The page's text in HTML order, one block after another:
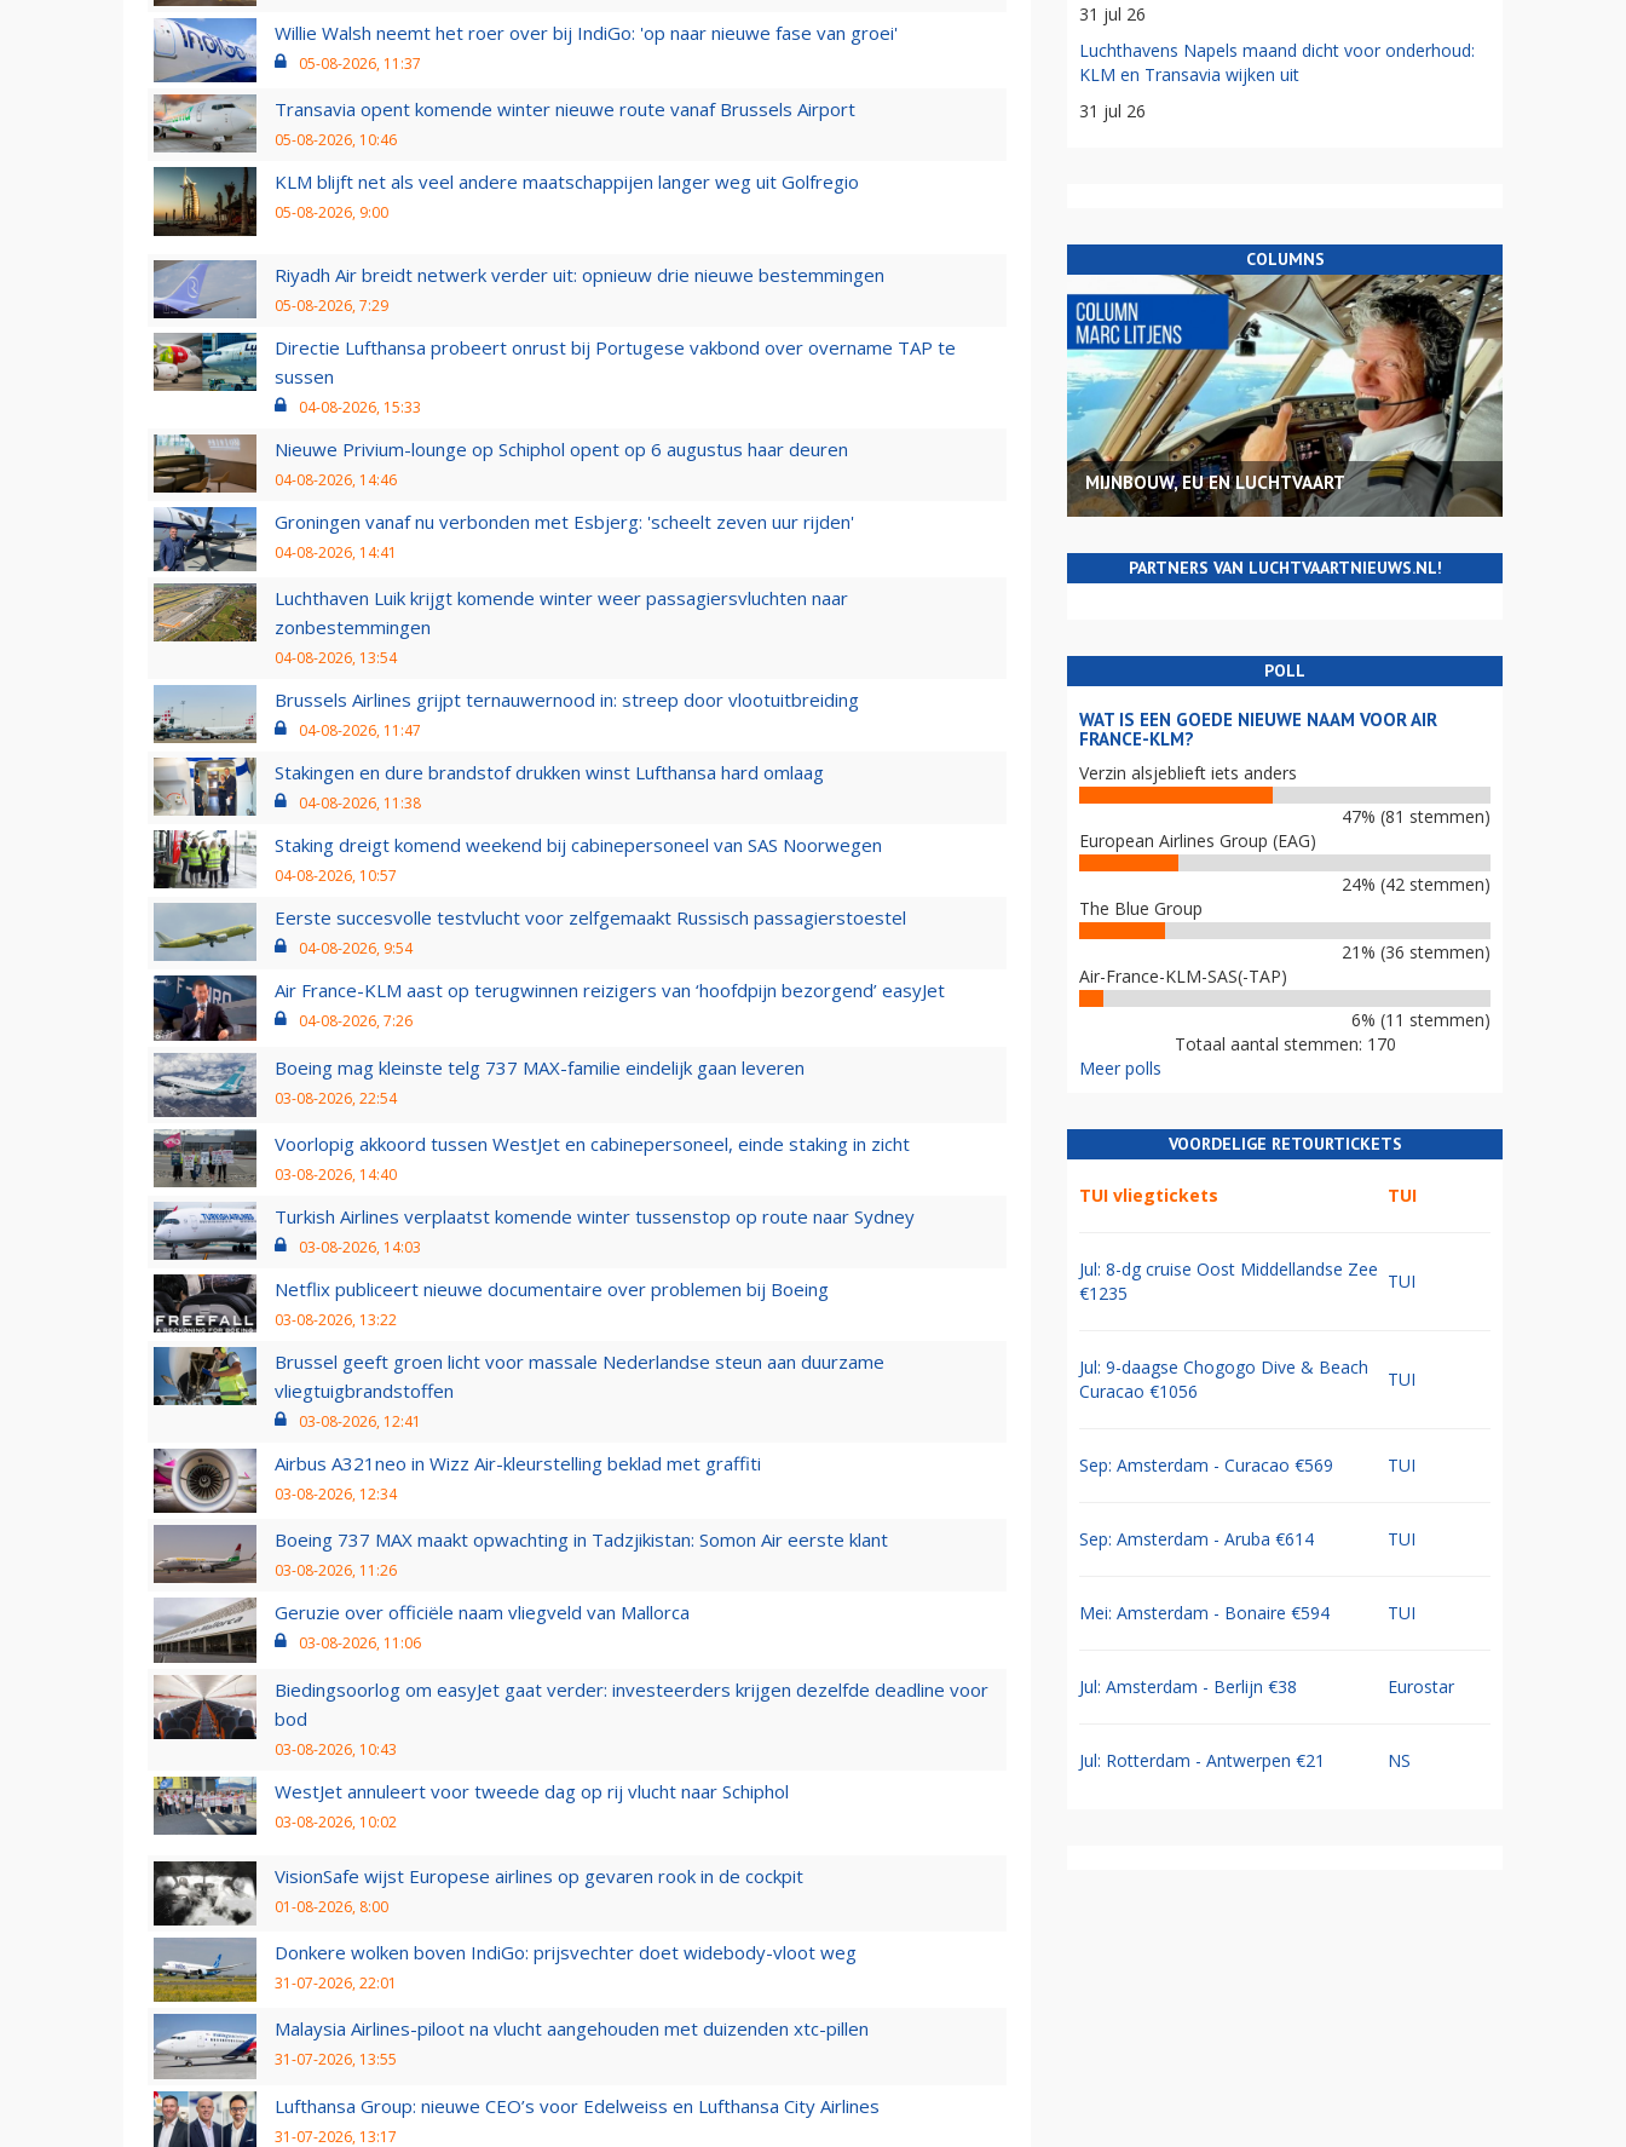
Willie Walsh neemt het roer over bij IndiGo: 'op naar nieuwe fase van groei'
05-08-2026, 11:37
Transavia opent komende winter nieuwe route vanaf Brussels Airport
05-08-2026, 10:46
KLM blijft net als veel andere maatschappijen langer weg uit Golfregio
05-08-2026, 9:00
Riyadh Air breidt netwerk verder uit: opnieuw drie nieuwe bestemmingen
05-08-2026, 7:29
Directie Lufthansa probeert onrust bij Portugese vakbond over overname TAP te
sussen
04-08-2026, 15:33
Nieuwe Privium-lounge op Schiphol opent op 6 augustus haar deuren
04-08-2026, 14:46
Groningen vanaf nu verbonden met Esbjerg: 'scheelt zeven uur rijden'
04-08-2026, 14:41
Luchthaven Luik krijgt komende winter weer passagiersvluchten naar
zonbestemmingen
04-08-2026, 13:54
Brussels Airlines grijpt ternauwernood in: streep door vlootuitbreiding
04-08-2026, 11:47
Stakingen en dure brandstof drukken winst Lufthansa hard omlaag
04-08-2026, 11:38
Staking dreigt komend weekend bij cabinepersoneel van SAS Noorwegen
04-08-2026, 10:57
Eerste succesvolle testvlucht voor zelfgemaakt Russisch passagierstoestel
04-08-2026, 9:54
Air France-KLM aast op terugwinnen reizigers van ‘hoofdpijn bezorgend’ easyJet
04-08-2026, 7:26
Boeing mag kleinste telg 737 MAX-familie eindelijk gaan leveren
03-08-2026, 22:54
Voorlopig akkoord tussen WestJet en cabinepersoneel, einde staking in zicht
03-08-2026, 14:40
Turkish Airlines verplaatst komende winter tussenstop op route naar Sydney
03-08-2026, 14:03
Netflix publiceert nieuwe documentaire over problemen bij Boeing
03-08-2026, 13:22
Brussel geeft groen licht voor massale Nederlandse steun aan duurzame
vliegtuigbrandstoffen
03-08-2026, 12:41
Airbus A321neo in Wizz Air-kleurstelling beklad met graffiti
03-08-2026, 12:34
Boeing 737 MAX maakt opwachting in Tadzjikistan: Somon Air eerste klant
03-08-2026, 11:26
Geruzie over officiële naam vliegveld van Mallorca
03-08-2026, 11:06
Biedingsoorlog om easyJet gaat verder: investeerders krijgen dezelfde deadline voor
bod
03-08-2026, 10:43
WestJet annuleert voor tweede dag op rij vlucht naar Schiphol
03-08-2026, 10:02
VisionSafe wijst Europese airlines op gevaren rook in de cockpit
01-08-2026, 8:00
Donkere wolken boven IndiGo: prijsvechter doet widebody-vloot weg
31-07-2026, 22:01
Malaysia Airlines-piloot na vlucht aangehouden met duizenden xtc-pillen
31-07-2026, 13:55
Lufthansa Group: nieuwe CEO’s voor Edelweiss en Lufthansa City Airlines
31-07-2026, 13:17
31 jul 26
Luchthavens Napels maand dicht voor onderhoud:
KLM en Transavia wijken uit
31 jul 26
COLUMNS
MIJNBOUW, EU EN LUCHTVAART
PARTNERS VAN LUCHTVAARTNIEUWS.NL!
POLL
WAT IS EEN GOEDE NIEUWE NAAM VOOR AIR
FRANCE-KLM?
Verzin alsjeblieft iets anders
47% (81 stemmen)
European Airlines Group (EAG)
24% (42 stemmen)
The Blue Group
21% (36 stemmen)
Air-France-KLM-SAS(-TAP)
6% (11 stemmen)
Totaal aantal stemmen: 170
Meer polls
VOORDELIGE RETOURTICKETS
TUI vliegtickets TUI
Jul: 8-dg cruise Oost Middellandse Zee
€1235
TUI
Jul: 9-daagse Chogogo Dive & Beach
Curacao €1056
TUI
Sep: Amsterdam - Curacao €569 TUI
Sep: Amsterdam - Aruba €614 TUI
Mei: Amsterdam - Bonaire €594 TUI
Jul: Amsterdam - Berlijn €38 Eurostar
Jul: Rotterdam - Antwerpen €21 NS